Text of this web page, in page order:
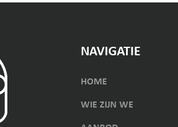
NAVIGATIE
HOME
WIE ZIJN WE